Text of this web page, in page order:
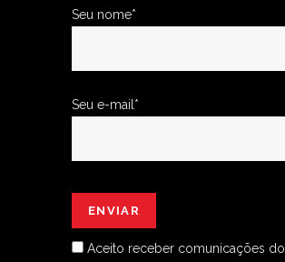
Seu nome*
Seu e-mail*
Aceito receber comunicações do